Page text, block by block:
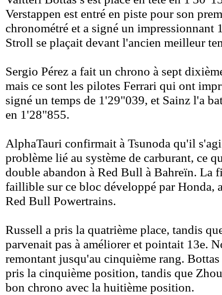
Verstappen est entré en piste pour son
chronométré et a signé un impressionnant
Stroll se plaçait devant l'ancien meilleur
Sergio Pérez a fait un chrono à sept
mais ce sont les pilotes Ferrari qui ont
signé un temps de 1'29"039, et Sainz l'a
en 1'28"855.
AlphaTauri confirmait à Tsunoda qu'il
problème lié au système de carburant, ce
double abandon à Red Bull à Bahreïn. La
faillible sur ce bloc développé par Honda,
Red Bull Powertrains.
Russell a pris la quatrième place, tandis
parvenait pas à améliorer et pointait 13e.
remontant jusqu'au cinquième rang.
pris la cinquième position, tandis que
bon chrono avec la huitième position.